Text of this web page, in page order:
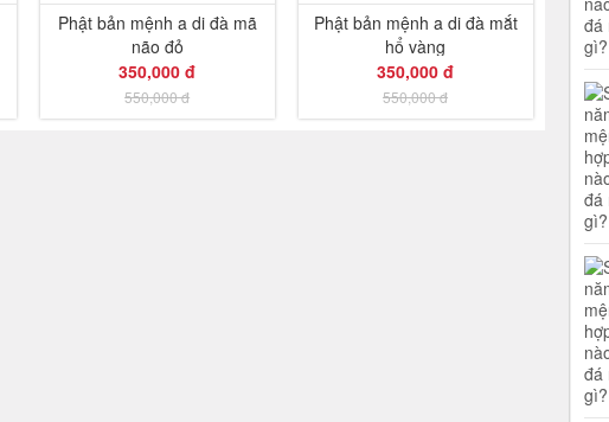
Phật bản mệnh a di đà mã
não đỏ
350,000 đ
550,000 đ
Phật bản mệnh a di đà mắt
hổ vàng
350,000 đ
550,000 đ